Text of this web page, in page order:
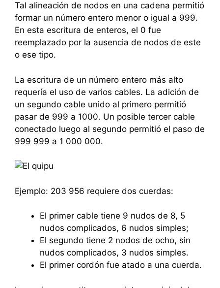
Tal alineación de nodos en una cadena permitió
formar un número entero menor o igual a 999.
En esta escritura de enteros, el 0 fue
reemplazado por la ausencia de nodos de este
o ese tipo.
La escritura de un número entero más alto
requería el uso de varios cables. La adición de
un segundo cable unido al primero permitió
pasar de 999 a 1000. Un posible tercer cable
conectado luego al segundo permitió el paso de
999 999 a 1 000 000.
Ejemplo: 203 956 requiere dos cuerdas:
El primer cable tiene 9 nudos de 8, 5
nudos complicados, 6 nudos simples;
El segundo tiene 2 nodos de ocho, sin
nudos complicados, 3 nudos simples.
El primer cordón fue atado a una cuerda.